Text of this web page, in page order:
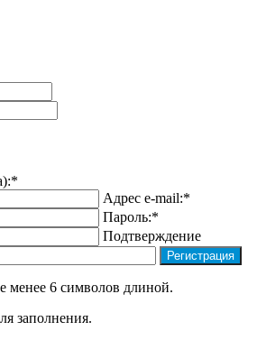
*
Адрес e-mail:*
Пароль:*
Подтверждение
менее 6 символов длиной.
заполнения.